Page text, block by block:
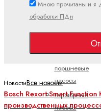
Мобильная
Аксиально-
поршневые
насосы
Героторные
насосы
Мною прочитаны и я
обработки ПДн
НовостиВсе новости
Bosch Rexort Smart Function
производственных